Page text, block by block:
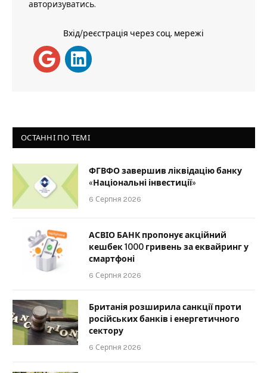
авторизуватись.
Вхід/реєстрація через соц. мережі
ОСТАННІ ПО ТЕМІ
ФГВФО завершив ліквідацію банку
«Національні інвестиції»
6 Серпня 2026
АСВІО БАНК пропонує акційний
кешбек 1000 гривень за еквайринг у
смартфоні
6 Серпня 2026
Британія розширила санкції проти
російських банків і енергетичного
сектору
6 Серпня 2026